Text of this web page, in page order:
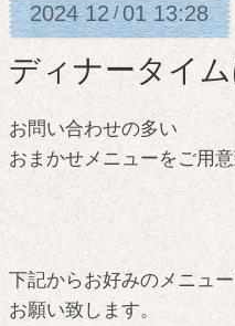
2024 12/01 13:28
ディナータイ
お問い合わせの多い
おまかせメニューをご用意
下記からお好みのメニュ
お願い致します。